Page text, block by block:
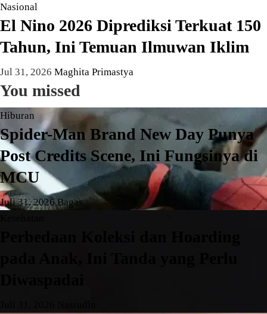
Nasional
El Nino 2026 Diprediksi Terkuat 150
Tahun, Ini Temuan Ilmuwan Iklim
Jul 31, 2026 Maghita Primastya
You missed
Hiburan
Spider-Man Brand New Day Punya
Post Credits Scene, Ini Fungsinya di
MCU
Juli 31, 2026Bagas